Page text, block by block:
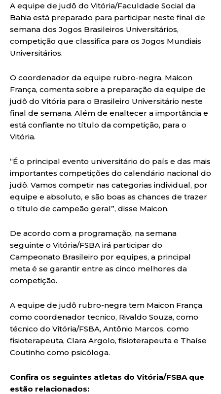
A equipe de judô do Vitória/Faculdade Social da
Bahia está preparado para participar neste final de
semana dos Jogos Brasileiros Universitários,
competição que classifica para os Jogos Mundiais
Universitários.
O coordenador da equipe rubro-negra, Maicon
França, comenta sobre a preparação da equipe de
judô do Vitória para o Brasileiro Universitário neste
final de semana. Além de enaltecer a importância e
está confiante no título da competição, para o
Vitória.
“É o principal evento universitário do país e das mais
importantes competições do calendário nacional do
judô. Vamos competir nas categorias individual, por
equipe e absoluto, e são boas as chances de trazer
o título de campeão geral”, disse Maicon.
De acordo com a programação, na semana
seguinte o Vitória/FSBA irá participar do
Campeonato Brasileiro por equipes, a principal
meta é se garantir entre as cinco melhores da
competição.
A equipe de judô rubro-negra tem Maicon França
como coordenador tecnico, Rivaldo Souza, como
técnico do Vitória/FSBA, Antônio Marcos, como
fisioterapeuta, Clara Argolo, fisioterapeuta e Thaíse
Coutinho como psicóloga.
Confira os seguintes atletas do Vitória/FSBA que
estão relacionados: